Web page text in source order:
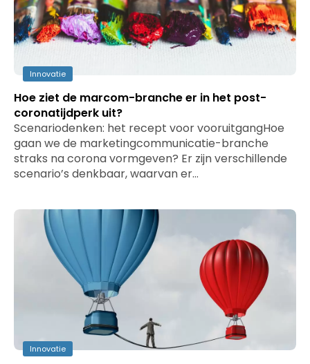
Innovatie
Hoe ziet de marcom-branche er in het post-
coronatijdperk uit?
Scenariodenken: het recept voor vooruitgangHoe
gaan we de marketingcommunicatie-branche
straks na corona vormgeven? Er zijn verschillende
scenario’s denkbaar, waarvan er…
Innovatie